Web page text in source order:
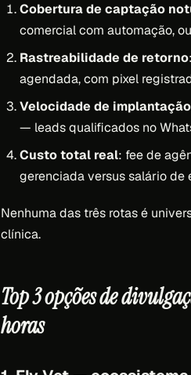
Cobertura de captação
comercial com automação,
Rastreabilidade de retorno
agendada, com pixel
Velocidade de implantação
— leads qualificados no
Custo total real: fee de
gerenciada versus salário de
Nenhuma das três rotas é
clínica.
Top 3 opções de
horas